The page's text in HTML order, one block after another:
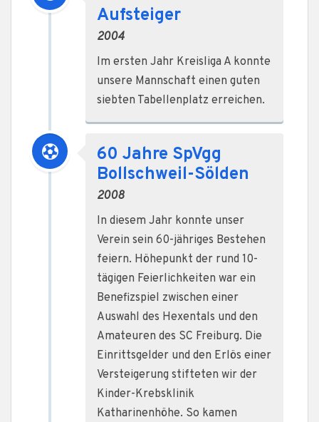
Aufsteiger
2004
Im ersten Jahr Kreisliga A konnte
unsere Mannschaft einen guten
siebten Tabellenplatz erreichen.
60 Jahre SpVgg
Bollschweil-Sölden
2008
In diesem Jahr konnte unser
Verein sein 60-jähriges Bestehen
feiern. Höhepunkt der rund 10-
tägigen Feierlichkeiten war ein
Benefizspiel zwischen einer
Auswahl des Hexentals und den
Amateuren des SC Freiburg. Die
Einrittsgelder und den Erlös einer
Versteigerung stifteten wir der
Kinder-Krebsklinik
Katharinenhöhe. So kamen